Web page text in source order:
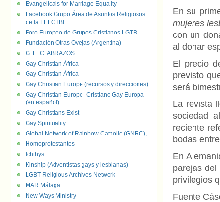
En su
mujeres
con un
al donar
El precio
previsto
será
La revista
sociedad
reciente
bodas
En
parejas del
privilegios
Fuente
Evangelicals for Marriage Equality
Facebook Grupo Área de Asuntos Religiosos
de la FELGTBI+
Foro Europeo de Grupos Cristianos LGTB
Fundación Otras Ovejas (Argentina)
G. E. C. ABRAZOS
Gay Christian África
Gay Christian África
Gay Christian Europe (recursos y direcciones)
Gay Christian Europe- Cristiano Gay Europa
(en español)
Gay Christians Exist
Gay Spirituality
Global Network of Rainbow Catholic (GNRC),
Homoprotestantes
Ichthys
Kinship (Adventistas gays y lesbianas)
LGBT Religious Archives Network
MAR Málaga
New Ways Ministry